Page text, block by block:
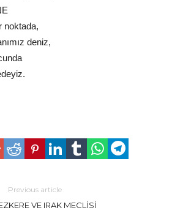
noktada,
deniz,
Previous article
VE IRAK MECLİSİ